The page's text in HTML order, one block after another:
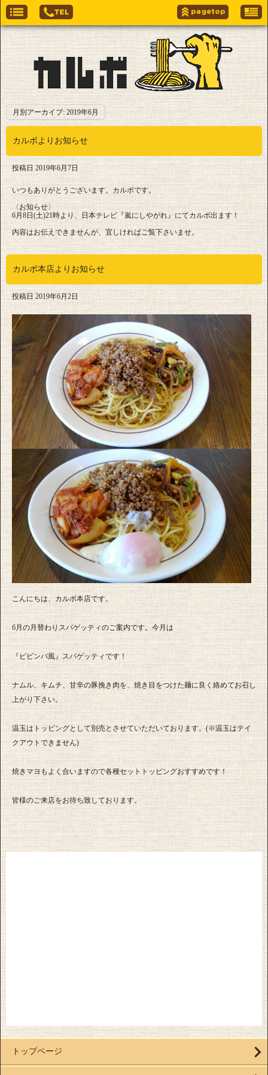
月別アーカイブ:2019年6月
カルボよりお知らせ
投稿日 2019年6月7日
いつもありがとうございます。カルボです。
〈お知らせ〉
6月8日(土)21時より、日本テレビ『嵐にしやがれ』にてカルボ出ます！
内容はお伝えできませんが、宜しければご覧下さいませ。
カルボ本店よりお知らせ
投稿日 2019年6月2日
こんにちは、カルボ本店です。
6月の月替わりスパゲッティのご案内です。今月は
『ビビンバ風』スパゲッティです！
ナムル、キムチ、甘辛の豚挽き肉を、焼き目をつけた麺に良く絡めてお召し
上がり下さい。
温玉はトッピングとして別売とさせていただいております。(※温玉はテイ
クアウトできません)
焼きマヨもよく合いますので各種セットトッピングおすすめです！
皆様のご来店をお待ち致しております。
トップページ